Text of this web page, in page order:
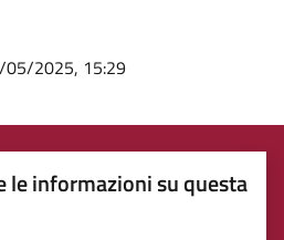
05/2025, 15:29
le informazioni su questa